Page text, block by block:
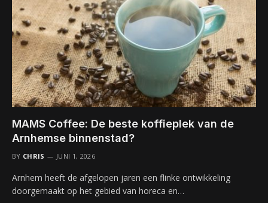
MAMS Coffee: De beste koffieplek van de
Arnhemse binnenstad?
BY CHRIS JUNI 1, 2026
Arnhem heeft de afgelopen jaren een flinke ontwikkeling
doorgemaakt op het gebied van horeca en…